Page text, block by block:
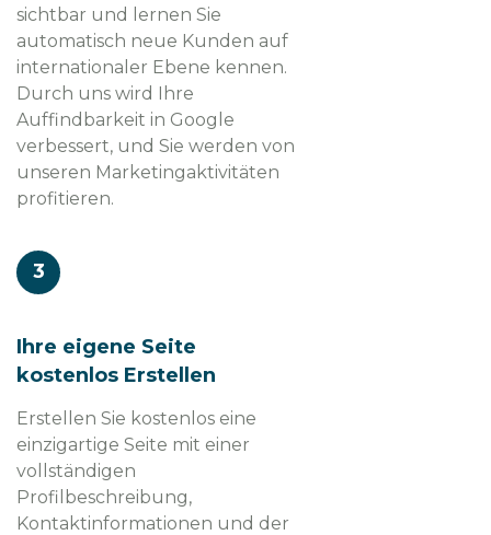
sichtbar und lernen Sie
automatisch neue Kunden auf
internationaler Ebene kennen.
Durch uns wird Ihre
Auffindbarkeit in Google
verbessert, und Sie werden von
unseren Marketingaktivitäten
profitieren.
3
Ihre eigene Seite
kostenlos Erstellen
Erstellen Sie kostenlos eine
einzigartige Seite mit einer
vollständigen
Profilbeschreibung,
Kontaktinformationen und der